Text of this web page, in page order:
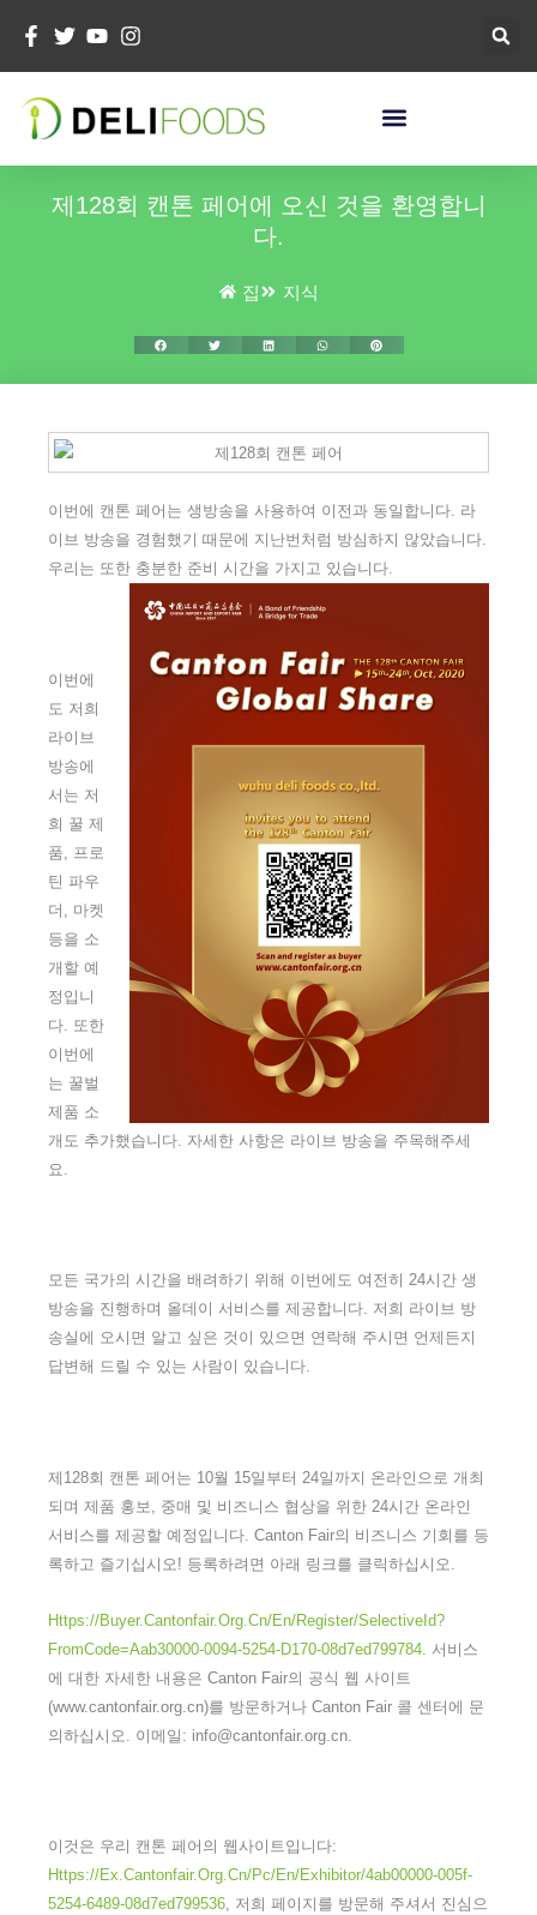
츠
제128회 캔톤 페어에 오신 것을 환영합니
다.
집 지식
이번에 캔톤 페어는 생방송을 사용하여 이전과 동일합니다. 라
이브 방송을 경험했기 때문에 지난번처럼 방심하지 않았습니다.
우리는 또한 충분한 준비 시간을 가지고 있습니다.
이번에
도 저희
라이브
방송에
서는 저
희 꿀 제
품, 프로
틴 파우
더, 마켓
등을 소
개할 예
정입니
다. 또한
이번에
는 꿀벌
제품 소
개도 추가했습니다. 자세한 사항은 라이브 방송을 주목해주세
요.
모든 국가의 시간을 배려하기 위해 이번에도 여전히 24시간 생
방송을 진행하며 올데이 서비스를 제공합니다. 저희 라이브 방
송실에 오시면 알고 싶은 것이 있으면 연락해 주시면 언제든지
답변해 드릴 수 있는 사람이 있습니다.
제128회 캔톤 페어는 10월 15일부터 24일까지 온라인으로 개최
되며 제품 홍보, 중매 및 비즈니스 협상을 위한 24시간 온라인
서비스를 제공할 예정입니다. Canton Fair의 비즈니스 기회를 등
록하고 즐기십시오! 등록하려면 아래 링크를 클릭하십시오.
Https://buyer.cantonfair.org.cn/en/register/selectiveId?
FromCode=aab30000-0094-5254-D170-08d7ed799784 . 서비스
에 대한 자세한 내용은 Canton Fair의 공식 웹 사이트
(www.cantonfair.org.cn)를 방문하거나 Canton Fair 콜 센터에 문
의하십시오. 이메일: info@cantonfair.org.cn.
이것은 우리 캔톤 페어의 웹사이트입니다:
Https://ex.cantonfair.org.cn/pc/en/exhibitor/4ab00000-005f-
5254-6489-08d7ed799536, 저희 페이지를 방문해 주셔서 진심으